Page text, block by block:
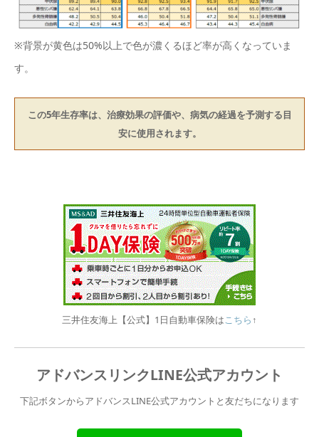
※背景が黄色は50%以上で色が濃くるほど率が高くなっていま
す。
この5年生存率は、治療効果の評価や、病気の経過を予測する目
安に使用されます。
三井住友海上【公式】1日自動車保険はこちら ↑
アドバンスリンクLINE公式アカウント
下記ボタンからアドバンスLINE公式アカウントと友だちになります